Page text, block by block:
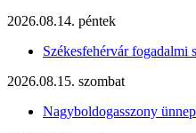
2026.08.14. péntek
Székesfehérvár fogadalmi
2026.08.15. szombat
Nagyboldogasszony